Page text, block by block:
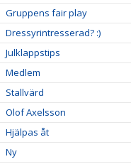
Gruppens fair play
Dressyrintresserad? :)
Julklappstips
Medlem
Stallvärd
Olof Axelsson
Hjälpas åt
Ny